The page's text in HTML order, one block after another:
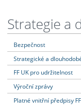
Strategie a
Bezpečnost
Strategické a
FF UK pro udržitelnost
Výroční zprávy
Platné vnitřní předpisy